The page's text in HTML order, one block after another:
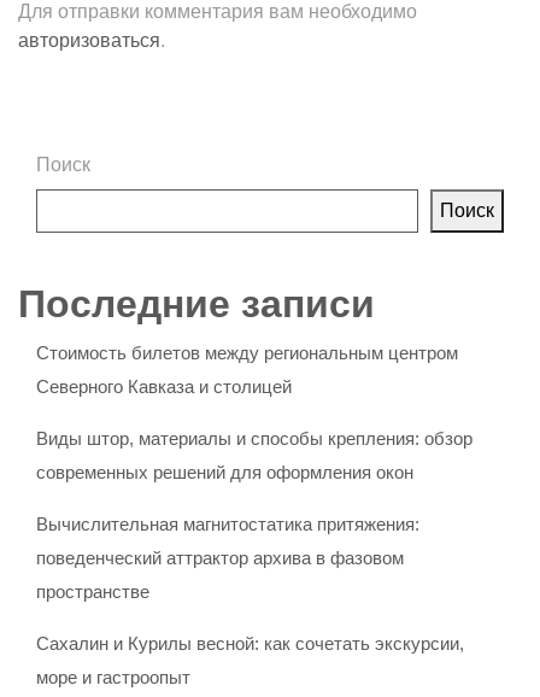
Для отправки комментария вам необходимо
авторизоваться.
Поиск
Поиск
Последние записи
Стоимость билетов между региональным центром
Северного Кавказа и столицей
Виды штор, материалы и способы крепления: обзор
современных решений для оформления окон
Вычислительная магнитостатика притяжения:
поведенческий аттрактор архива в фазовом
пространстве
Сахалин и Курилы весной: как сочетать экскурсии,
море и гастроопыт